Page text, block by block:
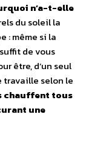
n’a-t-elle
du soleil la
: même si la
de vous
être, d’un seul
travaille selon le
chauffent tous
une